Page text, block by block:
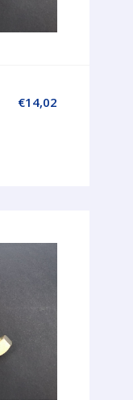
€14,02